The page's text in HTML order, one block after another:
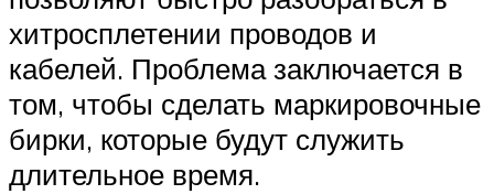
хитросплетении проводов и
кабелей. Проблема заключается в
том, чтобы сделать маркировочные
бирки, которые будут служить
длительное время.